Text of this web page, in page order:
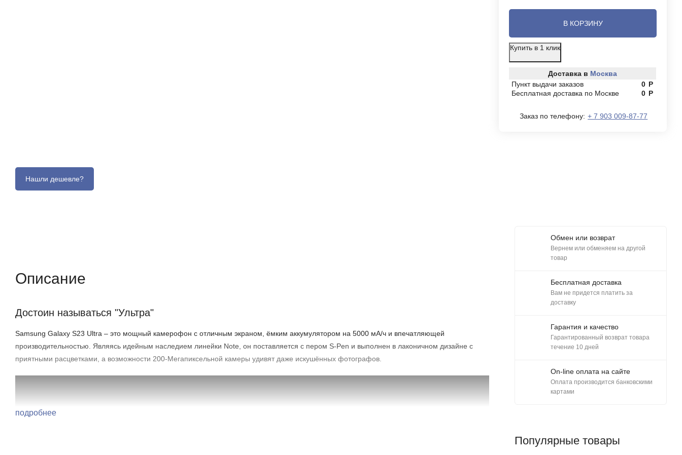
В КОРЗИНУ
Купить в 1 клик
Доставка в Москва
Пункт выдачи заказов
0 Р
Бесплатная доставка по Москве
0 Р
Заказ по телефону: + 7 903 009-87-77
Описание
Достоин называться "Ультра"
Samsung Galaxy S23 Ultra – это мощный камерофон с отличным экраном, ёмким аккумулятором на 5000 мА/ч и впечатляющей
производительностью. Являясь идейным наследием линейки Note, он поставляется c пером S-Pen и выполнен в лаконичном дизайне с
приятными расцветками, а возможности 200-Мегапиксельной камеры удивят даже искушённых фотографов.
подробнее
Обмен или возврат
Вернем или обменяем на другой
товар
Бесплатная доставка
Вам не придется платить за
доставку
Гарантия и качество
Гарантированный возврат товара
течение 10 дней
On-line оплата на сайте
Оплата производится банковскими
картами
Популярные товары